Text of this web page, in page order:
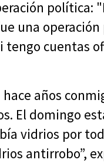
política:
una operación
tengo cuentas
años
El domingo
vidrios por
antirrobo”,